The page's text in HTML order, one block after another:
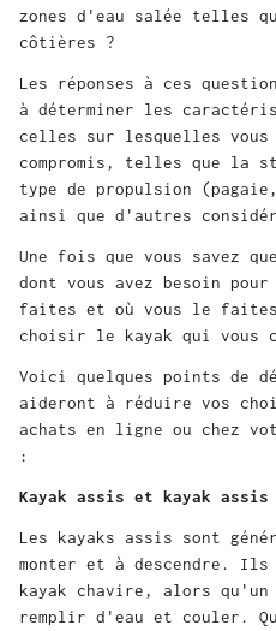
zones d'eau salée telles
côtières ?
Les réponses à ces
à déterminer les
celles sur lesquelles vous
compromis, telles que
type de propulsion
ainsi que d'autres
Une fois que vous savez
dont vous avez besoin
faites et où vous le faites,
choisir le kayak qui vous
Voici quelques points de
aideront à réduire vos
achats en ligne ou chez
:
Kayak assis et kayak assis
Les kayaks assis sont
monter et à descendre.
kayak chavire, alors qu'un
remplir d'eau et couler.